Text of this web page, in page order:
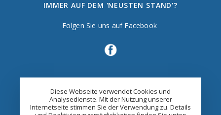
IMMER AUF DEM 'NEUSTEN STAND'?
Folgen Sie uns auf Facebook
Diese Webseite verwendet Cookies und
Analysedienste. Mit der Nutzung unserer
Internetseite stimmen Sie der Verwendung zu. Details